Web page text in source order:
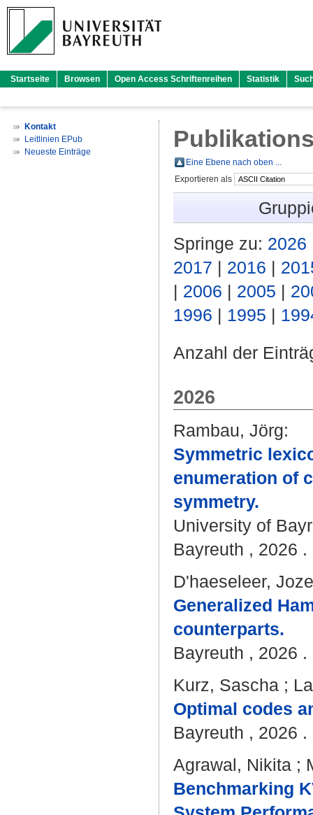
Startseite Browsen Open Access Schriftenreihen Statistik
Kontakt
Leitlinien EPub
Neueste Einträge
Eine Ebene nach oben ...
Exportieren als
Springe zu: 2026
2017 | 2016 |
| 2006 | 2005 |
1996 | 1995 |
Anzahl der
2026
Rambau, Jörg:
Symmetric
enumeration of
symmetry.
University of
Bayreuth , 2026 .
D'haeseleer,
Generalized
counterparts.
Bayreuth , 2026 .
Kurz, Sascha ;
Optimal codes
Bayreuth , 2026 .
Agrawal, Nikita ;
Benchmarking